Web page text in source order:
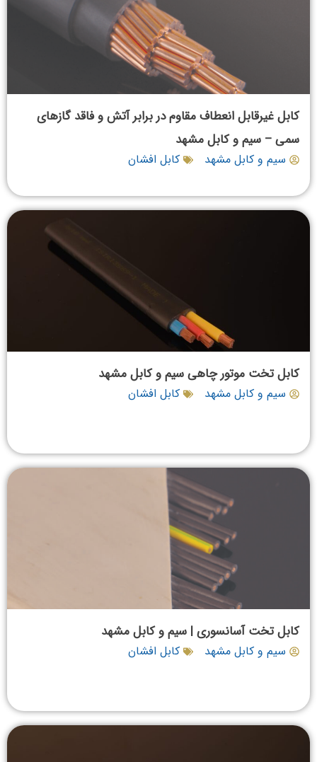
کابل غیرقابل انعطاف مقاوم در برابر آتش و فاقد گازهای
سمی – سیم و کابل مشهد
سیم و کابل مشهد کابل افشان
کابل تخت موتور چاهی سیم و کابل مشهد
سیم و کابل مشهد کابل افشان
کابل تخت آسانسوری | سیم و کابل مشهد
سیم و کابل مشهد کابل افشان